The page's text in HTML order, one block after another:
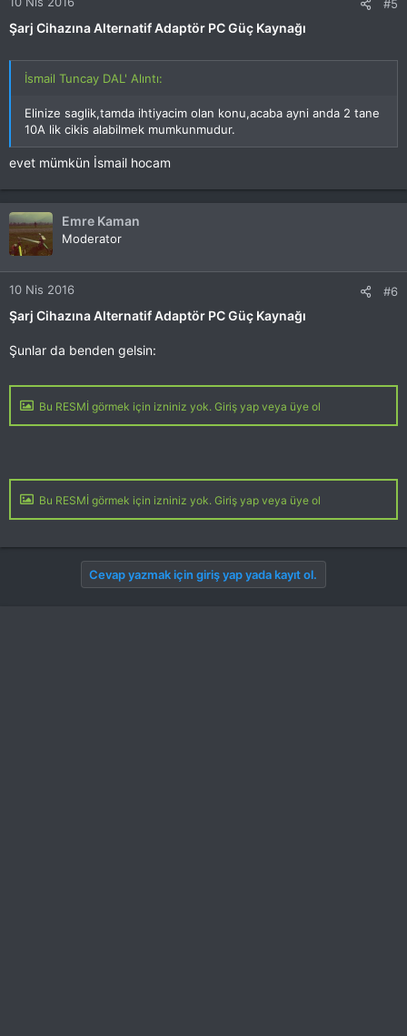
#5
Şarj Cihazına Alternatif Adaptör PC Güç Kaynağı
İsmail Tuncay DAL' Alıntı:
Elinize saglik,tamda ihtiyacim olan konu,acaba ayni anda 2 tane
10A lik cikis alabilmek mumkunmudur.
evet mümkün İsmail hocam
Emre Kaman
Moderator
10 Nis 2016 #6
Şarj Cihazına Alternatif Adaptör PC Güç Kaynağı
Şunlar da benden gelsin:
Bu RESMİ görmek için izniniz yok. Giriş yap veya üye ol
Bu RESMİ görmek için izniniz yok. Giriş yap veya üye ol
Cevap yazmak için giriş yap yada kayıt ol.